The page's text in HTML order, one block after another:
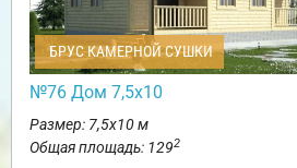
БРУС КАМЕРНОЙ СУШКИ
№76 Дом 7,5х10
Размер: 7,5х10 м
Общая площадь: 1292